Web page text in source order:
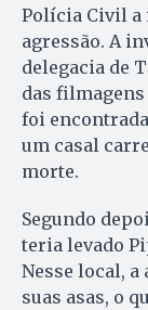
Polícia Civil a
agressão. A
delegacia de
das filmagens
foi
um casal
morte.
Segundo
teria levado
Nesse local, a
suas asas, o